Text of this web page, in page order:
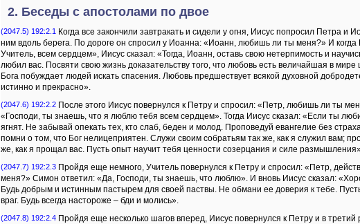
2. Беседы с апостолами по двое
(2047.5) 192:2.1 Когда все закончили завтракать и сидели у огня, Иисус попросил Петра и
ним вдоль берега. По дороге он спросил у Иоанна: «Иоанн, любишь ли ты меня?» И когда
Учитель, всем сердцем», Иисус сказал: «Тогда, Иоанн, оставь свою нетерпимость и
любил вас. Посвяти свою жизнь доказательству того, что любовь есть величайшая в
Бога побуждает людей искать спасения. Любовь предшествует всякой духовной
истинно и прекрасно».
(2047.6) 192:2.2 После этого Иисус повернулся к Петру и спросил: «Петр, любишь ли ты
«Господи, ты знаешь, что я люблю тебя всем сердцем». Тогда Иисус сказал: «Если ты
ягнят. Не забывай опекать тех, кто слаб, беден и молод. Проповедуй евангелие без
помни о том, что Бог нелицеприятен. Служи своим собратьям так же, как я служил вам;
же, как я прощал вас. Пусть опыт научит тебя ценности созерцания и силе
(2047.7) 192:2.3 Пройдя еще немного, Учитель повернулся к Петру и спросил: «Петр,
меня?» Симон ответил: «Да, Господи, ты знаешь, что люблю». И вновь Иисус сказал:
Будь добрым и истинным пастырем для своей паствы. Не обмани ее доверия к тебе.
враг. Будь всегда настороже – бди и молись».
(2047.8) 192:2.4 Пройдя еще несколько шагов вперед, Иисус повернулся к Петру и в третий